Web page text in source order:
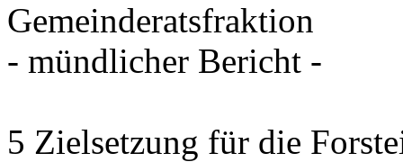
Gemeinderatsfraktion
- mündlicher Bericht -
5 Zielsetzung für die